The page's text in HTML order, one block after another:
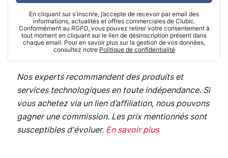
En cliquant sur s'inscrire, j’accepte de recevoir par email des
informations, actualités et offres commerciales de Clubic.
Conformément au RGPD, vous pouvez retirer votre consentement à
tout moment en cliquant sur le lien de désinscription présent dans
chaque email. Pour en savoir plus sur la gestion de vos données,
consultez notre Politique de confidentialité
Nos experts recommandent des produits et
services technologiques en toute indépendance. Si
vous achetez via un lien d’affiliation, nous pouvons
gagner une commission. Les prix mentionnés sont
susceptibles d'évoluer. En savoir plus